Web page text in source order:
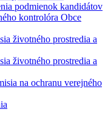
podmienok kandidátov
kontrolóra Obce
životného prostredia a
životného prostredia a
na ochranu verejného